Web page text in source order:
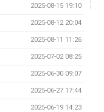
2025-08-15 19:10
2025-08-12 20:04
2025-08-11 11:26
2025-07-02 08:25
2025-06-30 09:07
2025-06-27 17:44
2025-06-19 14:23